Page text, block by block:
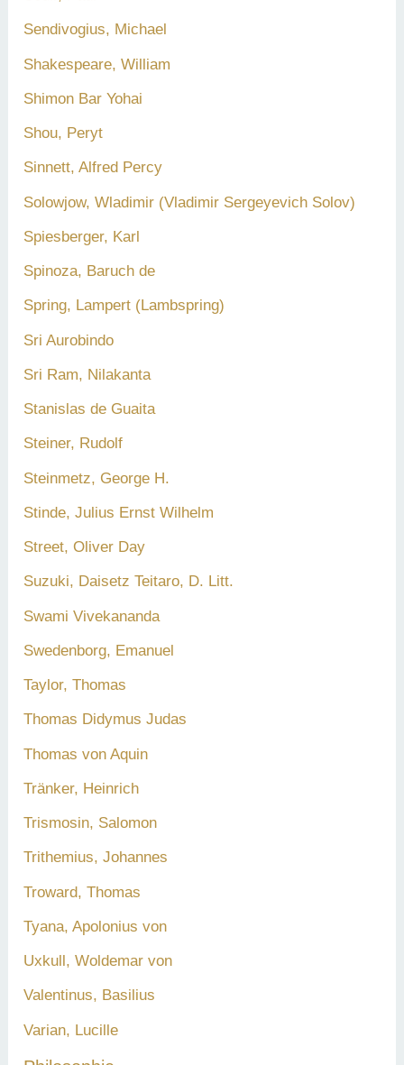
Sendivogius, Michael
Shakespeare, William
Shimon Bar Yohai
Shou, Peryt
Sinnett, Alfred Percy
Solowjow, Wladimir (Vladimir Sergeyevich Solov)
Spiesberger, Karl
Spinoza, Baruch de
Spring, Lampert (Lambspring)
Sri Aurobindo
Sri Ram, Nilakanta
Stanislas de Guaita
Steiner, Rudolf
Steinmetz, George H.
Stinde, Julius Ernst Wilhelm
Street, Oliver Day
Suzuki, Daisetz Teitaro, D. Litt.
Swami Vivekananda
Swedenborg, Emanuel
Taylor, Thomas
Thomas Didymus Judas
Thomas von Aquin
Tränker, Heinrich
Trismosin, Salomon
Trithemius, Johannes
Troward, Thomas
Tyana, Apolonius von
Uxkull, Woldemar von
Valentinus, Basilius
Varian, Lucille